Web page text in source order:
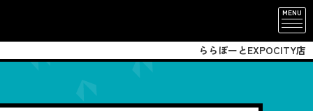
MENU
ららぽーとEXPOCITY店